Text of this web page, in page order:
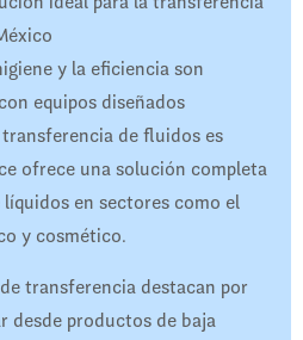
y la eficiencia son
equipos diseñados
de fluidos es
ofrece una solución completa
en sectores como el
y cosmético.
transferencia destacan por
desde productos de baja